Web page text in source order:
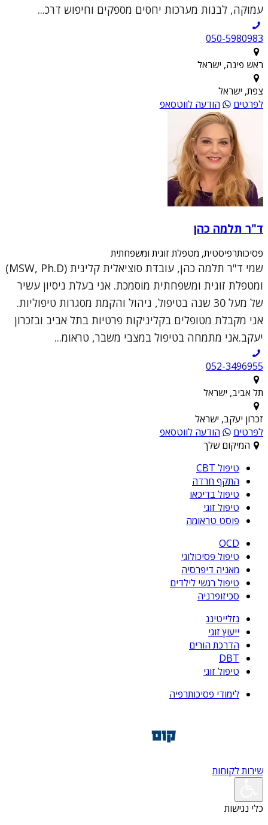
עמוקה, לבנות מערכות יחסים מספקים וחיפוש דרכ...
050-5980983
ראש פינה, ישראל
צפת, ישראל
לפרטים
הודעה לווטסאפ
ד"ר תלמה כהן
פסיכותרפיסטית, מטפלת זוגית ומשפחתית
שמי ד"ר תלמה כהן, עובדת סוציאלית קלינית (MSW, Ph.D)
ומטפלת זוגית ומשפחתית מוסמכת. אני בעלת ניסיון עשיר
של מעל 30 שנה בטיפול, ניהול והקמת מסגרות טיפוליות.
אני מקבלת מטופלים בקליניקות פרטיות בתל אביב ובזכרון
יעקב.אני מתמחה בטיפול במצבי משבר, טראומ...
052-3496955
תל אביב, ישראל
זכרון יעקב, ישראל
לפרטים
הודעה לווטסאפ
המיקום שלך
טיפול CBT
התקף חרדה
טיפול בדיכאו
טיפול זוגי
פוסט טראומה
OCD
טיפול פסיכולוגי
מאניה דיפרסיה
טיפול רגשי לילדים
סכיזופרניה
גזלייטינג
ייעוץ זוגי
הדרכת הורים
DBT
טיפול זוגי
לימודי פסיכותרפיה
שירות לקוחות
כלי נגישות